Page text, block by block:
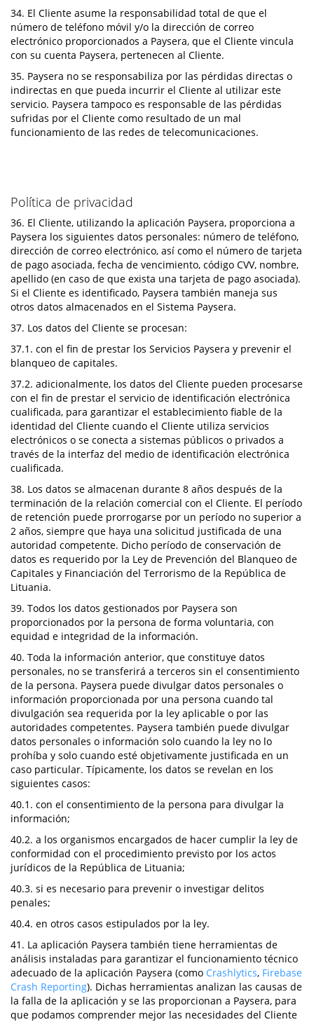
34. El Cliente asume la responsabilidad total de que el
número de teléfono móvil y/o la dirección de correo
electrónico proporcionados a Paysera, que el Cliente vincula
con su cuenta Paysera, pertenecen al Cliente.
35. Paysera no se responsabiliza por las pérdidas directas o
indirectas en que pueda incurrir el Cliente al utilizar este
servicio. Paysera tampoco es responsable de las pérdidas
sufridas por el Cliente como resultado de un mal
funcionamiento de las redes de telecomunicaciones.
Política de privacidad
36. El Cliente, utilizando la aplicación Paysera, proporciona a
Paysera los siguientes datos personales: número de teléfono,
dirección de correo electrónico, así como el número de tarjeta
de pago asociada, fecha de vencimiento, código CVV, nombre,
apellido (en caso de que exista una tarjeta de pago asociada).
Si el Cliente es identificado, Paysera también maneja sus
otros datos almacenados en el Sistema Paysera.
37. Los datos del Cliente se procesan:
37.1. con el fin de prestar los Servicios Paysera y prevenir el
blanqueo de capitales.
37.2. adicionalmente, los datos del Cliente pueden procesarse
con el fin de prestar el servicio de identificación electrónica
cualificada, para garantizar el establecimiento fiable de la
identidad del Cliente cuando el Cliente utiliza servicios
electrónicos o se conecta a sistemas públicos o privados a
través de la interfaz del medio de identificación electrónica
cualificada.
38. Los datos se almacenan durante 8 años después de la
terminación de la relación comercial con el Cliente. El período
de retención puede prorrogarse por un período no superior a
2 años, siempre que haya una solicitud justificada de una
autoridad competente. Dicho período de conservación de
datos es requerido por la Ley de Prevención del Blanqueo de
Capitales y Financiación del Terrorismo de la República de
Lituania.
39. Todos los datos gestionados por Paysera son
proporcionados por la persona de forma voluntaria, con
equidad e integridad de la información.
40. Toda la información anterior, que constituye datos
personales, no se transferirá a terceros sin el consentimiento
de la persona. Paysera puede divulgar datos personales o
información proporcionada por una persona cuando tal
divulgación sea requerida por la ley aplicable o por las
autoridades competentes. Paysera también puede divulgar
datos personales o información solo cuando la ley no lo
prohíba y solo cuando esté objetivamente justificada en un
caso particular. Típicamente, los datos se revelan en los
siguientes casos:
40.1. con el consentimiento de la persona para divulgar la
información;
40.2. a los organismos encargados de hacer cumplir la ley de
conformidad con el procedimiento previsto por los actos
jurídicos de la República de Lituania;
40.3. si es necesario para prevenir o investigar delitos
penales;
40.4. en otros casos estipulados por la ley.
41. La aplicación Paysera también tiene herramientas de
análisis instaladas para garantizar el funcionamiento técnico
adecuado de la aplicación Paysera (como Crashlytics, Firebase
Crash Reporting). Dichas herramientas analizan las causas de
la falla de la aplicación y se las proporcionan a Paysera, para
que podamos comprender mejor las necesidades del Cliente